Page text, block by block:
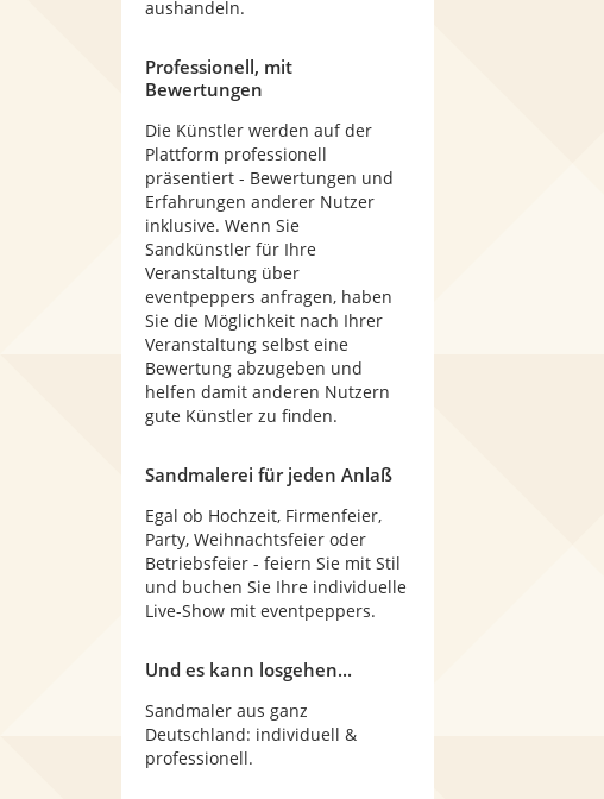
aushandeln.
Professionell, mit
Bewertungen
Die Künstler werden auf der
Plattform professionell
präsentiert - Bewertungen und
Erfahrungen anderer Nutzer
inklusive. Wenn Sie
Sandkünstler für Ihre
Veranstaltung über
eventpeppers anfragen, haben
Sie die Möglichkeit nach Ihrer
Veranstaltung selbst eine
Bewertung abzugeben und
helfen damit anderen Nutzern
gute Künstler zu finden.
Sandmalerei für jeden Anlaß
Egal ob Hochzeit, Firmenfeier,
Party, Weihnachtsfeier oder
Betriebsfeier - feiern Sie mit Stil
und buchen Sie Ihre individuelle
Live-Show mit eventpeppers.
Und es kann losgehen...
Sandmaler aus ganz
Deutschland: individuell &
professionell.